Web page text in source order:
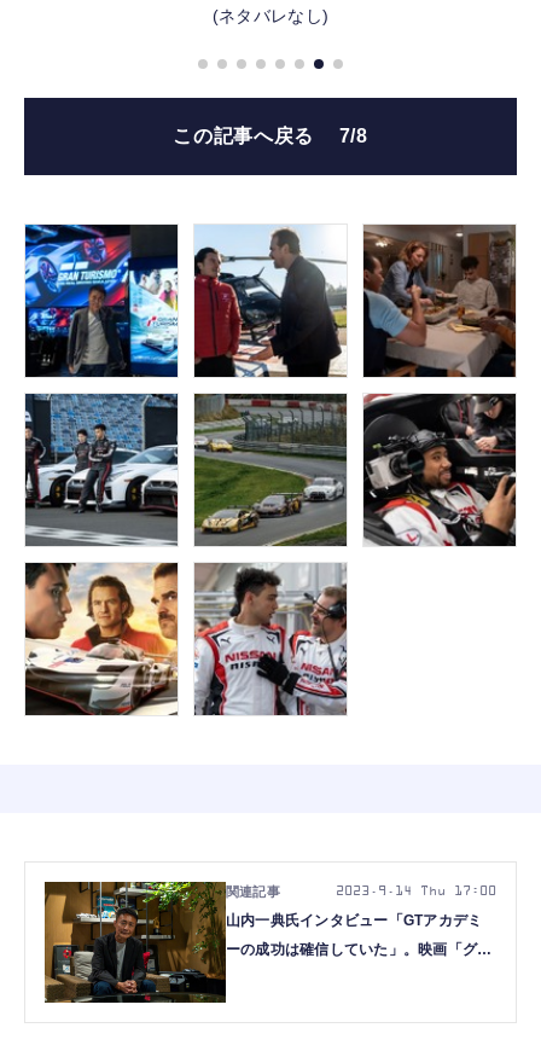
(ネタバレなし)
この記事へ戻る 7/8
山内一典氏インタビュー「GTアカデミ
ーの成功は確信していた」。映画「グラ
2023.9.14 Thu 17:00